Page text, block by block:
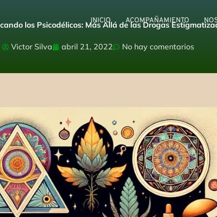
INICIO ACOMPAÑAMIENTO
los Psicodélicos: Más Allá de las Drogas
Victor Silva abril 21, 2022 No hay comentarios